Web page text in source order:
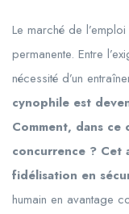
Le marché de
permanente. Entre
nécessité d’un
cynophile est
Comment, dans
concurrence ? Cet
fidélisation en
humain en avantage